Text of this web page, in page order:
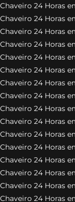
Chaveiro 24 Horas
Chaveiro 24 Horas
Chaveiro 24 Horas
Chaveiro 24 Horas
Chaveiro 24 Horas
Chaveiro 24 Horas
Chaveiro 24 Horas
Chaveiro 24 Horas
Chaveiro 24 Horas
Chaveiro 24 Horas
Chaveiro 24 Horas
Chaveiro 24 Horas
Chaveiro 24 Horas
Chaveiro 24 Horas
Chaveiro 24 Horas
Chaveiro 24 Horas